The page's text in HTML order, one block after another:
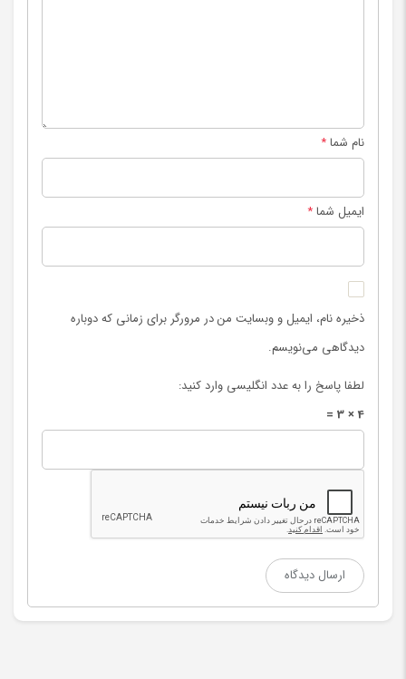
نام شما*
ایمیل شما*
ذخیره نام، ایمیل و وبسایت من در مرورگر برای زمانی که دوباره
دیدگاهی می‌نویسم.
لطفا پاسخ را به عدد انگلیسی وارد کنید:
4 × 3 =